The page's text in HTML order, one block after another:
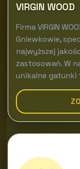
VIRGIN WOOD
Firma VIRGIN
Gniewkowie,
najwyższej
zastosowań. W
unikalne gatunki